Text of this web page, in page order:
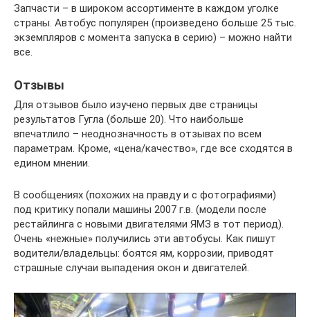
Запчасти – в широком ассортименте в каждом уголке
страны. Автобус популярен (произведено больше 25 тыс.
экземпляров с момента запуска в серию) – можно найти
все.
Отзывы
Для отзывов было изучено первых две страницы
результатов Гугла (больше 20). Что наибольше
впечатлило – неоднозначность в отзывах по всем
параметрам. Кроме, «цена/качество», где все сходятся в
едином мнении.
В сообщениях (похожих на правду и с фотографиями)
под критику попали машины 2007 г.в. (модели после
рестайлинга с новыми двигателями ЯМЗ в тот период).
Очень «нежные» получились эти автобусы. Как пишут
водители/владельцы: боятся ям, коррозии, приводят
страшные случаи выпадения окон и двигателей.